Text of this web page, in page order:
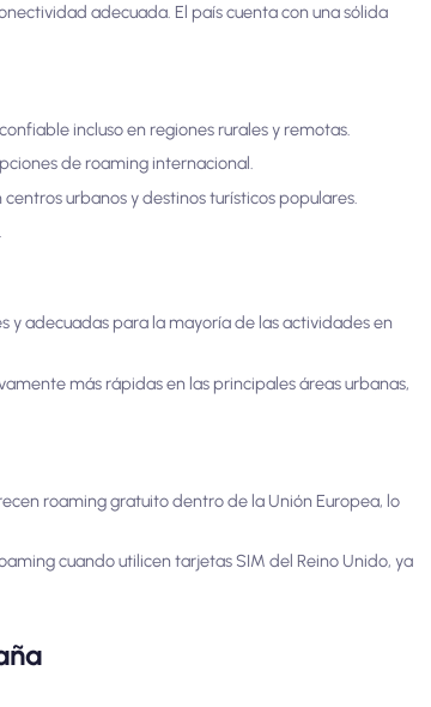
adecuada. El país cuenta con una sólida
incluso en regiones rurales y remotas.
de roaming internacional.
urbanos y destinos turísticos populares.
y adecuadas para la mayoría de las actividades en
más rápidas en las principales áreas urbanas,
roaming gratuito dentro de la Unión Europea, lo
cuando utilicen tarjetas SIM del Reino Unido, ya